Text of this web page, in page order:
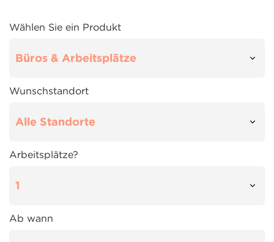
Wählen Sie ein Produkt
Wunschstandort
Arbeitsplätze?
Ab wann